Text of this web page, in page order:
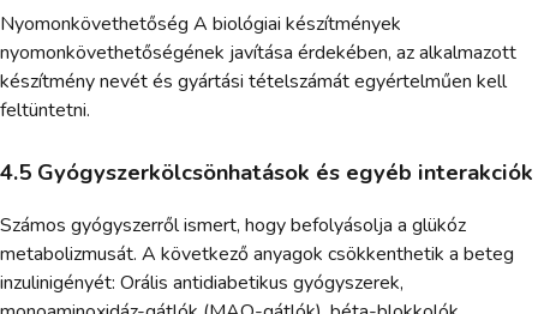
Nyomonkövethetőség A biológiai készítmények
nyomonkövethetőségének javítása érdekében, az alkalmazott
készítmény nevét és gyártási tételszámát egyértelműen kell
feltüntetni.
4.5 Gyógyszerkölcsönhatások és egyéb interakciók
Számos gyógyszerről ismert, hogy befolyásolja a glükóz
metabolizmusát. A következő anyagok csökkenthetik a beteg
inzulinigényét: Orális antidiabetikus gyógyszerek,